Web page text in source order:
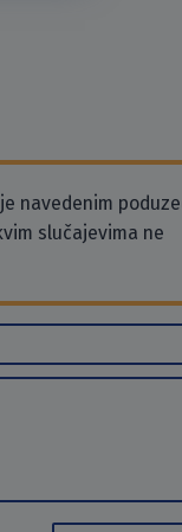
navedenim
slučajevima ne